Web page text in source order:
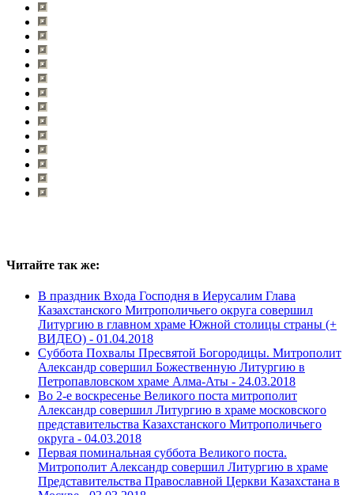
Читайте так же:
В праздник Входа Господня в Иерусалим Глава
Казахстанского Митрополичьего округа совершил
Литургию в главном храме Южной столицы страны (+
ВИДЕО) - 01.04.2018
Суббота Похвалы Пресвятой Богородицы. Митрополит
Александр совершил Божественную Литургию в
Петропавловском храме Алма-Аты - 24.03.2018
Во 2-е воскресенье Великого поста митрополит
Александр совершил Литургию в храме московского
представительства Казахстанского Митрополичьего
округа - 04.03.2018
Первая поминальная суббота Великого поста.
Митрополит Александр совершил Литургию в храме
Представительства Православной Церкви Казахстана в